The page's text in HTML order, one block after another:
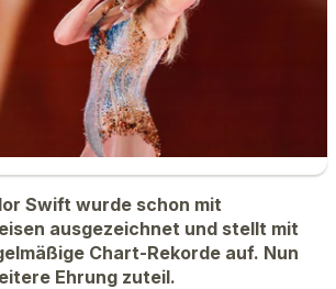
Swift wurde schon mit
ausgezeichnet und stellt mit
Chart-Rekorde auf. Nun
Ehrung zuteil.